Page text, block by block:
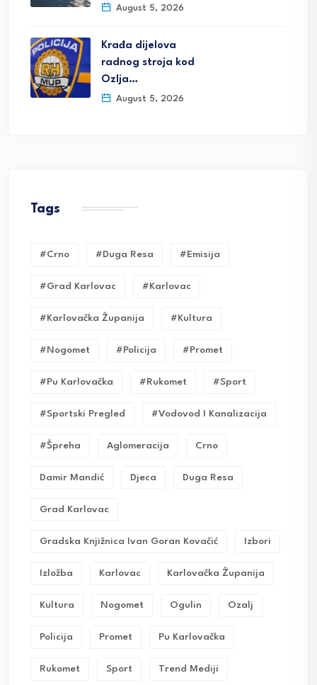
August 5, 2026
Krađa dijelova
radnog stroja kod
Ozlja…
August 5, 2026
Tags
#crno #duga Resa #emisija
#grad Karlovac #karlovac
#karlovačka Županija #kultura
#nogomet #policija #promet
#pu Karlovačka #rukomet #sport
#sportski Pregled #vodovod I Kanalizacija
#Špreha Aglomeracija Crno
Damir Mandić Djeca Duga Resa
Grad Karlovac
Gradska Knjižnica Ivan Goran Kovačić Izbori
Izložba Karlovac Karlovačka Županija
Kultura Nogomet Ogulin Ozalj
Policija Promet Pu Karlovačka
Rukomet Sport Trend Mediji